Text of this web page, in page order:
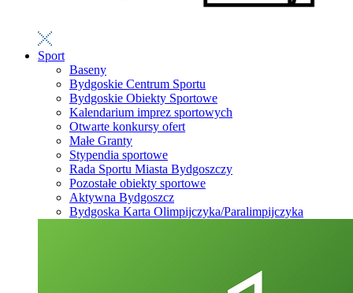
Sport
Baseny
Bydgoskie Centrum Sportu
Bydgoskie Obiekty Sportowe
Kalendarium imprez sportowych
Otwarte konkursy ofert
Małe Granty
Stypendia sportowe
Rada Sportu Miasta Bydgoszczy
Pozostałe obiekty sportowe
Aktywna Bydgoszcz
Bydgoska Karta Olimpijczyka/Paralimpijczyka